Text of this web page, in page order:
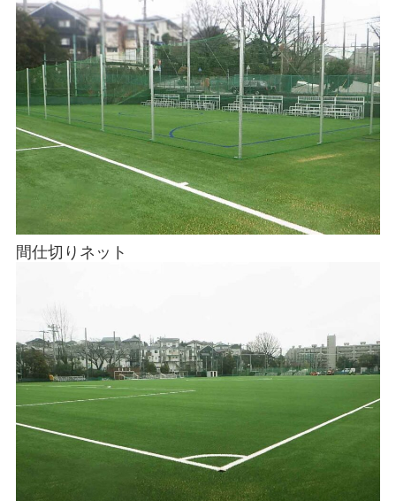
間仕切りネット